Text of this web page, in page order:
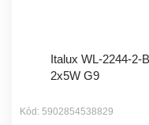
Italux WL-2244-2-
2x5W G9
Kód: 5902854538829